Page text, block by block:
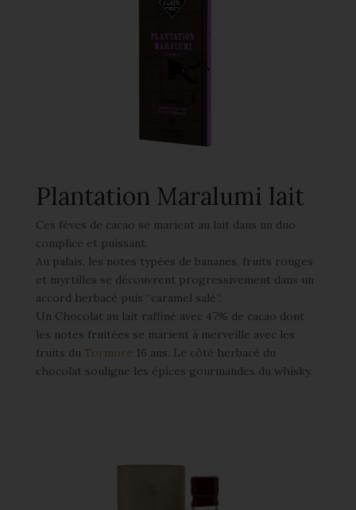
Plantation Maralumi lait
Ces fèves de cacao se marient au lait dans un duo
complice et puissant.
Au palais, les notes typées de bananes, fruits rouges
et myrtilles se découvrent progressivement dans un
accord herbacé puis “caramel salé”.
Un Chocolat au lait raffiné avec 47% de cacao dont
les notes fruitées se marient à merveille avec les
fruits du Tormore 16 ans. Le côté herbacé du
chocolat souligne les épices gourmandes du whisky.